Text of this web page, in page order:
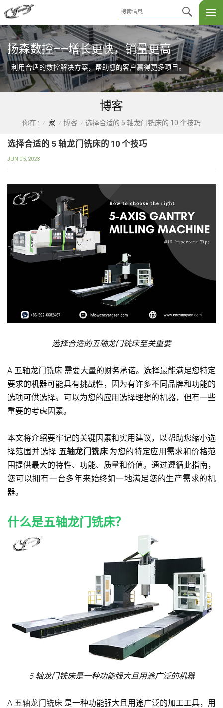
扬森数控——增长更快，销量更高
利用合适的数控解决方案，帮助您的客户赢得更多项目。
博客
你在 : / 家 / 博客 / 选择合适的 5 轴龙门铣床的 10 个技巧
选择合适的 5 轴龙门铣床的 10 个技巧
JUN 05, 2023
选择合适的五轴龙门铣床至关重要
A 五轴龙门铣床 需要大量的财务承诺。选择最能满足您特定
要求的机器可能具有挑战性，因为有许多不同品牌和功能的
选项可供选择。可以为您的应用选择理想的机器，但有一些
重要的考虑因素。
本文将介绍要牢记的关键因素和实用建议，以帮助您缩小选
择范围并选择 五轴龙门铣床 为您的特定应用需求和价格范
围提供最大的特性、功能、质量和价值。通过遵循此指南，
您可以拥有一台多年来始终如一地满足您的生产需求的机
器。
什么是五轴龙门铣床？
5 轴龙门铣床是一种功能强大且用途广泛的机器
A 五轴龙门铣床 是一种功能强大且用途广泛的加工工具，用